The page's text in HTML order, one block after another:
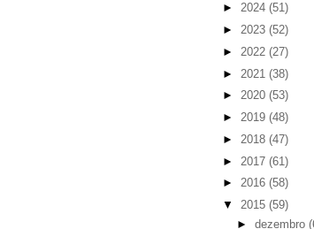
► 2024 (51)
► 2023 (52)
► 2022 (27)
► 2021 (38)
► 2020 (53)
► 2019 (48)
► 2018 (47)
► 2017 (61)
► 2016 (58)
▼ 2015 (59)
► dezembro